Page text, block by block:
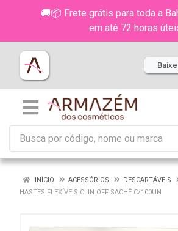
🚚📦 Frete grátis para toda a
em até 72 horas
INÍCIO ACESSÓRIOS
DESCARTÁVEIS
HASTES FLEXÍVEIS CLIN OFF SACHÊ C/100UN